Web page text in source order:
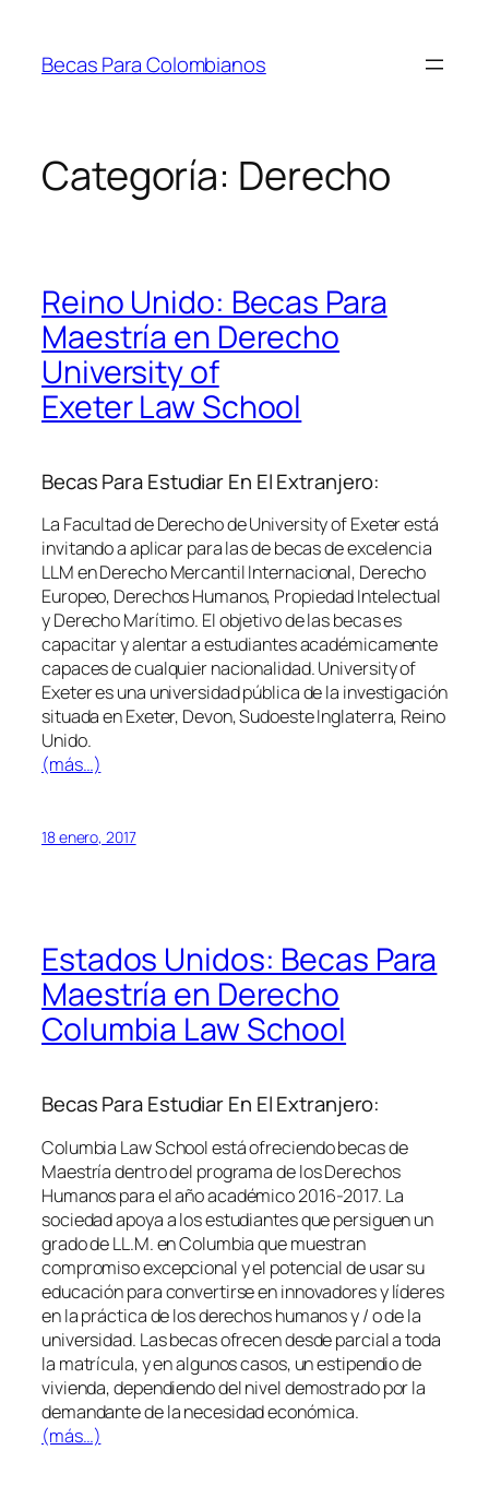
contenido
Becas Para Colombianos
Categoría: Derecho
Reino Unido: Becas Para
Maestría en Derecho
University of
Exeter Law School
Becas Para Estudiar En El Extranjero:
La Facultad de Derecho de University of Exeter está
invitando a aplicar para las de becas de excelencia
LLM en Derecho Mercantil Internacional, Derecho
Europeo, Derechos Humanos, Propiedad Intelectual
y Derecho Marítimo. El objetivo de las becas es
capacitar y alentar a estudiantes académicamente
capaces de cualquier nacionalidad. University of
Exeter es una universidad pública de la investigación
situada en Exeter, Devon, Sudoeste Inglaterra, Reino
Unido.
(más…)
18 enero, 2017
Estados Unidos: Becas Para
Maestría en Derecho
Columbia Law School
Becas Para Estudiar En El Extranjero:
Columbia Law School está ofreciendo becas de
Maestría dentro del programa de los Derechos
Humanos para el año académico 2016-2017. La
sociedad apoya a los estudiantes que persiguen un
grado de LL.M. en Columbia que muestran
compromiso excepcional y el potencial de usar su
educación para convertirse en innovadores y líderes
en la práctica de los derechos humanos y / o de la
universidad. Las becas ofrecen desde parcial a toda
la matrícula, y en algunos casos, un estipendio de
vivienda, dependiendo del nivel demostrado por la
demandante de la necesidad económica.
(más…)